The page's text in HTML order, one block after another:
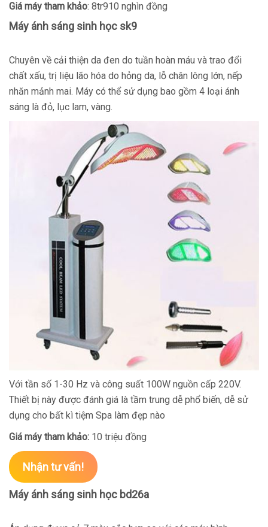
Giá máy tham khảo: 8tr910 nghìn đồng
Máy ánh sáng sinh học sk9
Chuyên về cải thiện da đen do tuần hoàn máu và trao đổi
chất xấu, trị liệu lão hóa do hỏng da, lỗ chân lông lớn, nếp
nhăn mảnh mai. Máy có thể sử dụng bao gồm 4 loại ánh
sáng là đỏ, lục lam, vàng.
Với tần số 1-30 Hz và công suất 100W nguồn cấp 220V.
Thiết bị này được đánh giá là tầm trung dễ phổ biến, dễ sử
dụng cho bất kì tiệm Spa làm đẹp nào
Giá máy tham khảo: 10 triệu đồng
Nhận tư vấn!
Máy ánh sáng sinh học bd26a